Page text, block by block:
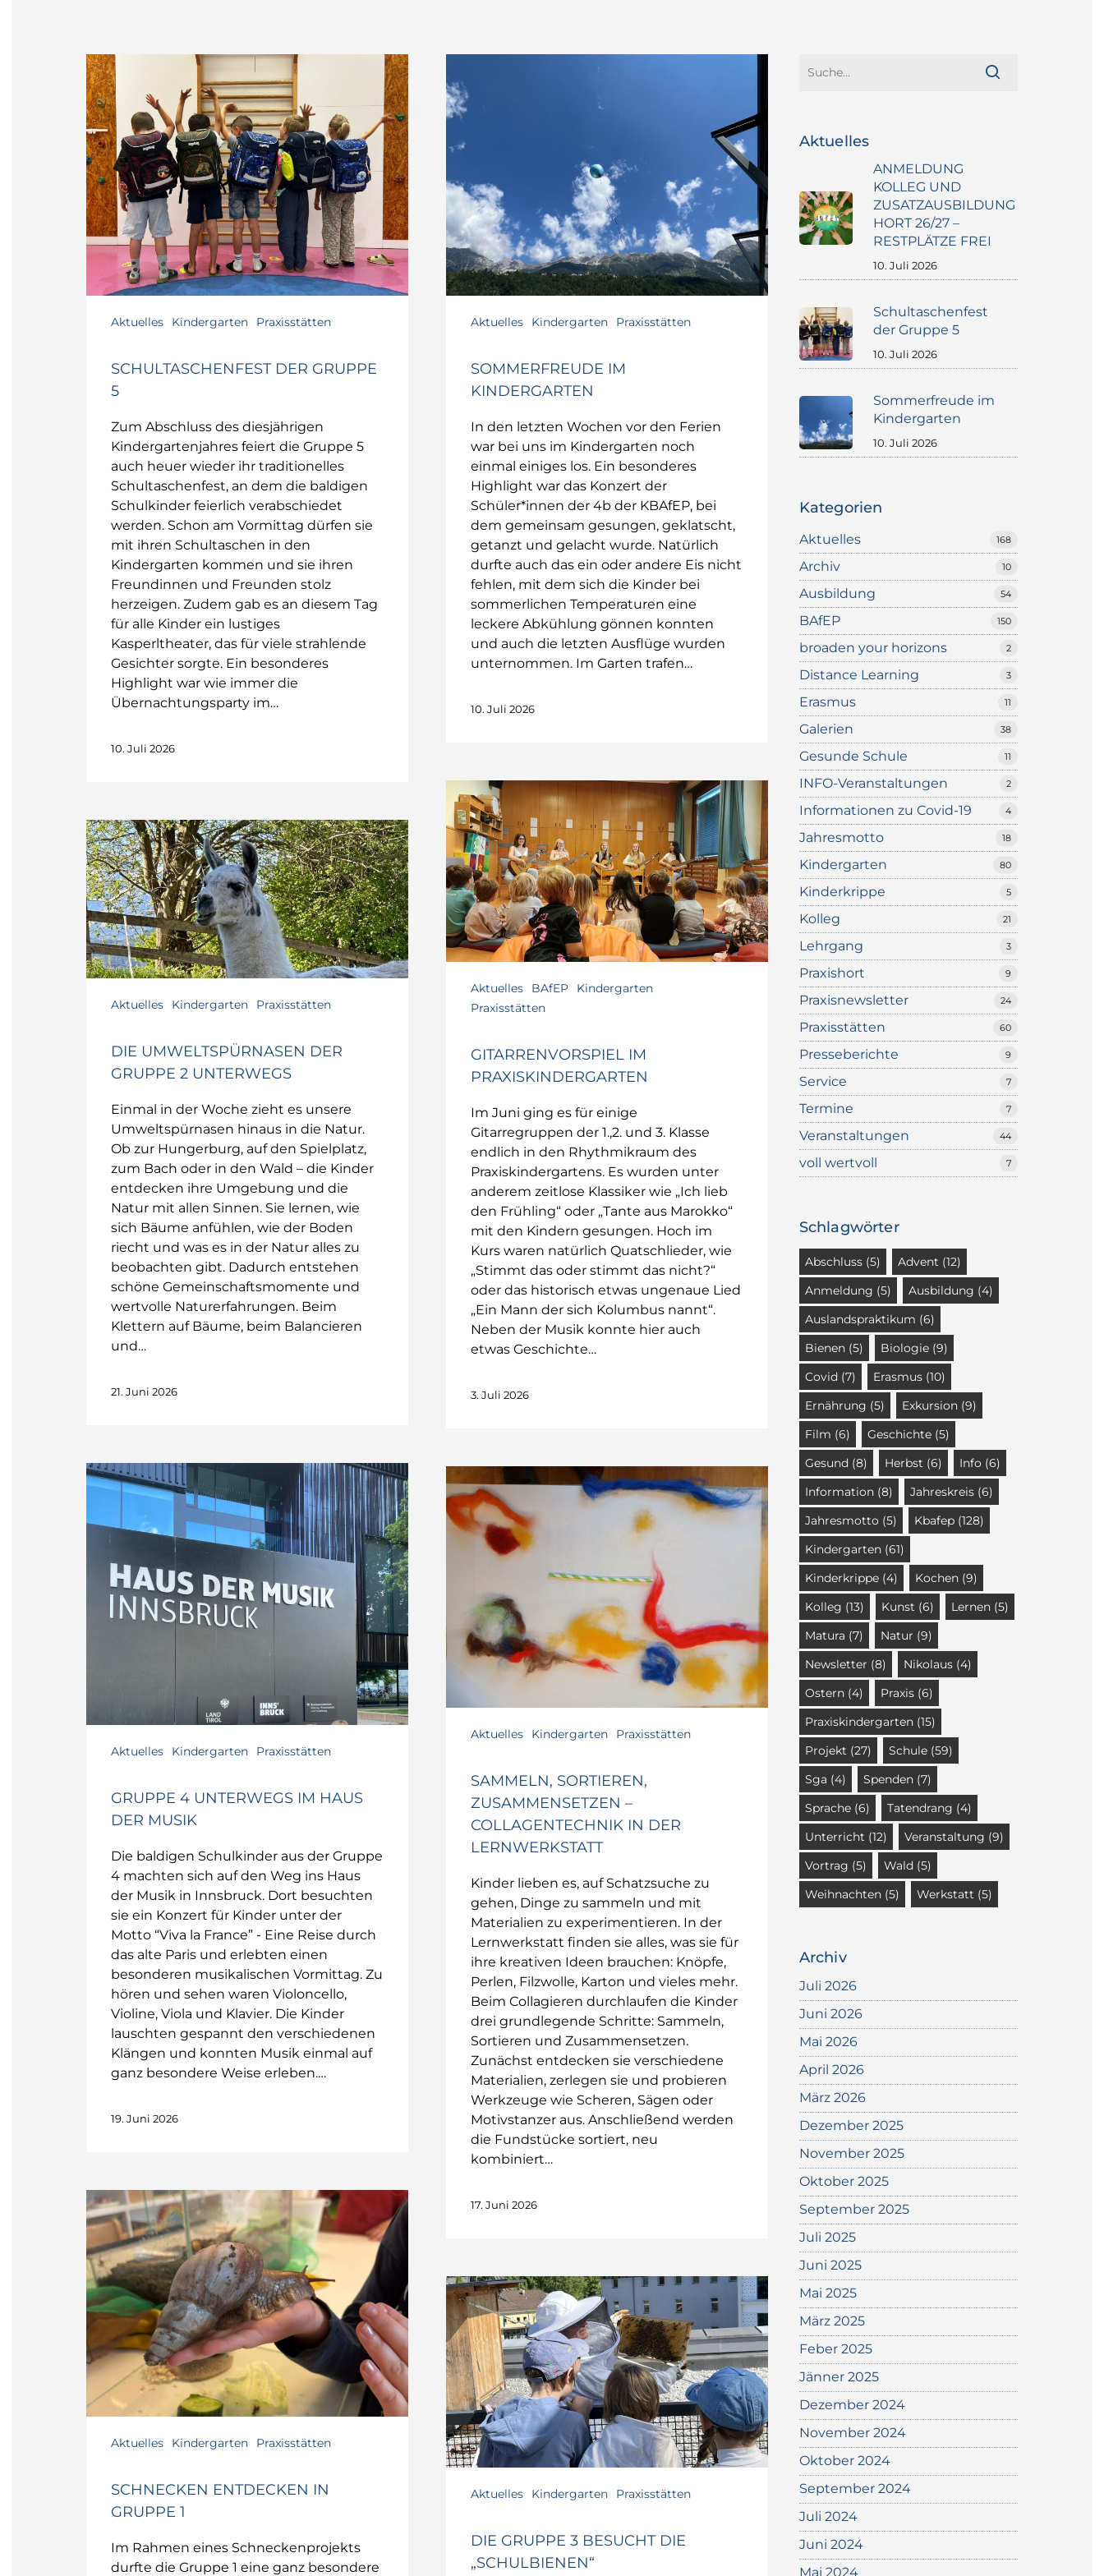
Schultaschenfest
der
Gruppe
5
Aktuelles Kindergarten Praxisstätten
SCHULTASCHENFEST DER GRUPPE
5
Zum Abschluss des diesjährigen
Kindergartenjahres feiert die Gruppe 5
auch heuer wieder ihr traditionelles
Schultaschenfest, an dem die baldigen
Schulkinder feierlich verabschiedet
werden. Schon am Vormittag dürfen sie
mit ihren Schultaschen in den
Kindergarten kommen und sie ihren
Freundinnen und Freunden stolz
herzeigen. Zudem gab es an diesem Tag
für alle Kinder ein lustiges
Kasperltheater, das für viele strahlende
Gesichter sorgte. Ein besonderes
Highlight war wie immer die
Übernachtungsparty im…
10. Juli 2026
im
Kindergarten
Aktuelles Kindergarten Praxisstätten
SOMMERFREUDE IM
KINDERGARTEN
In den letzten Wochen vor den Ferien
war bei uns im Kindergarten noch
einmal einiges los. Ein besonderes
Highlight war das Konzert der
Schüler*innen der 4b der KBAfEP, bei
dem gemeinsam gesungen, geklatscht,
getanzt und gelacht wurde. Natürlich
durfte auch das ein oder andere Eis nicht
fehlen, mit dem sich die Kinder bei
sommerlichen Temperaturen eine
leckere Abkühlung gönnen konnten
und auch die letzten Ausflüge wurden
unternommen. Im Garten trafen…
10. Juli 2026
Gitarrenvorspiel
im
Praxiskindergarten
Aktuelles BAfEP
Kindergarten
Praxisstätten
GITARRENVORSPIEL IM
PRAXISKINDERGARTEN
Im Juni ging es für einige
Gitarregruppen der 1.,2. und 3. Klasse
endlich in den Rhythmikraum des
Praxiskindergartens. Es wurden unter
anderem zeitlose Klassiker wie „Ich lieb
den Frühling“ oder „Tante aus Marokko“
mit den Kindern gesungen. Hoch im
Kurs waren natürlich Quatschlieder, wie
„Stimmt das oder stimmt das nicht?“
oder das historisch etwas ungenaue Lied
„Ein Mann der sich Kolumbus nannt“.
Neben der Musik konnte hier auch
etwas Geschichte…
3. Juli 2026
Die
Umweltspürnasen
der
Gruppe
2
unterwegs
Aktuelles Kindergarten Praxisstätten
DIE UMWELTSPÜRNASEN DER
GRUPPE 2 UNTERWEGS
Einmal in der Woche zieht es unsere
Umweltspürnasen hinaus in die Natur.
Ob zur Hungerburg, auf den Spielplatz,
zum Bach oder in den Wald – die Kinder
entdecken ihre Umgebung und die
Natur mit allen Sinnen. Sie lernen, wie
sich Bäume anfühlen, wie der Boden
riecht und was es in der Natur alles zu
beobachten gibt. Dadurch entstehen
schöne Gemeinschaftsmomente und
wertvolle Naturerfahrungen. Beim
Klettern auf Bäume, beim Balancieren
und…
21. Juni 2026
Gruppe
4
im
Musik
Aktuelles Kindergarten Praxisstätten
GRUPPE 4 UNTERWEGS IM HAUS
DER MUSIK
Die baldigen Schulkinder aus der Gruppe
4 machten sich auf den Weg ins Haus
der Musik in Innsbruck. Dort besuchten
sie ein Konzert für Kinder unter der
Motto “Viva la France” - Eine Reise durch
das alte Paris und erlebten einen
besonderen musikalischen Vormittag. Zu
hören und sehen waren Violoncello,
Violine, Viola und Klavier. Die Kinder
lauschten gespannt den verschiedenen
Klängen und konnten Musik einmal auf
ganz besondere Weise erleben.…
19. Juni 2026
Sammeln,
Sortieren,
Zusammensetzen
Collagentechnik
Lernwerkstatt
Aktuelles Kindergarten Praxisstätten
SAMMELN, SORTIEREN,
ZUSAMMENSETZEN –
COLLAGENTECHNIK IN DER
LERNWERKSTATT
Kinder lieben es, auf Schatzsuche zu
gehen, Dinge zu sammeln und mit
Materialien zu experimentieren. In der
Lernwerkstatt finden sie alles, was sie für
ihre kreativen Ideen brauchen: Knöpfe,
Perlen, Filzwolle, Karton und vieles mehr.
Beim Collagieren durchlaufen die Kinder
drei grundlegende Schritte: Sammeln,
Sortieren und Zusammensetzen.
Zunächst entdecken sie verschiedene
Materialien, zerlegen sie und probieren
Werkzeuge wie Scheren, Sägen oder
Motivstanzer aus. Anschließend werden
die Fundstücke sortiert, neu
kombiniert…
17. Juni 2026
Schnecken
entdecken
in
Gruppe
1
Aktuelles Kindergarten Praxisstätten
SCHNECKEN ENTDECKEN IN
GRUPPE 1
Im Rahmen eines Schneckenprojekts
durfte die Gruppe 1 eine ganz besondere
Die
Gruppe
besucht
die
„Schulbienen“
Aktuelles Kindergarten Praxisstätten
DIE GRUPPE 3 BESUCHT DIE
„SCHULBIENEN“
Aktuelles
ANMELDUNG
KOLLEG UND
ZUSATZAUSBILDUNG
HORT 26/27 –
RESTPLÄTZE FREI
10. Juli 2026
Schultaschenfest
der Gruppe 5
10. Juli 2026
Sommerfreude im
Kindergarten
10. Juli 2026
Kategorien
Aktuelles 168
Archiv 10
Ausbildung 54
BAfEP 150
broaden your horizons 2
Distance Learning 3
Erasmus 11
Galerien 38
Gesunde Schule 11
INFO-Veranstaltungen 2
Informationen zu Covid-19 4
Jahresmotto 18
Kindergarten 80
Kinderkrippe 5
Kolleg 21
Lehrgang 3
Praxishort 9
Praxisnewsletter 24
Praxisstätten 60
Presseberichte 9
Service 7
Termine 7
Veranstaltungen 44
voll wertvoll 7
Schlagwörter
Abschluss(5) Advent (12)
Anmeldung (5) Ausbildung (4)
Auslandspraktikum (6)
Bienen(5) Biologie(9)
Covid (7) Erasmus(10)
Ernährung (5) Exkursion(9)
Film (6) Geschichte(5)
Gesund (8) Herbst (6) Info (6)
Information(8) Jahreskreis(6)
Jahresmotto (5) Kbafep(128)
Kindergarten(61)
Kinderkrippe(4) Kochen(9)
Kolleg (13) Kunst (6) Lernen(5)
Matura (7) Natur (9)
Newsletter (8) Nikolaus(4)
Ostern(4) Praxis(6)
Praxiskindergarten(15)
Projekt (27) Schule(59)
Sga (4) Spenden(7)
Sprache(6) Tatendrang (4)
Unterricht (12) Veranstaltung (9)
Vortrag (5) Wald (5)
Weihnachten(5) Werkstatt (5)
Archiv
Juli 2026
Juni 2026
Mai 2026
April 2026
März 2026
Dezember 2025
November 2025
Oktober 2025
September 2025
Juli 2025
Juni 2025
Mai 2025
März 2025
Feber 2025
Jänner 2025
Dezember 2024
November 2024
Oktober 2024
September 2024
Juli 2024
Juni 2024
Mai 2024